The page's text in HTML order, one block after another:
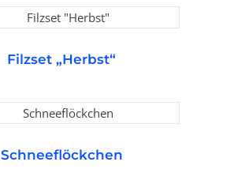
WEITERLESEN
Filzset „Herbst“
WEITERLESEN
Schneeflöckchen